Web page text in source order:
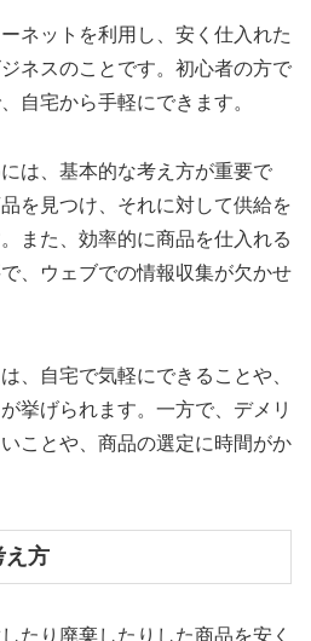
ネットを利用し、安く仕入れた
ネスのことです。初心者の方で
自宅から手軽にできます。
は、基本的な考え方が重要で
を見つけ、それに対して供給を
また、効率的に商品を仕入れる
、ウェブでの情報収集が欠かせ
、自宅で気軽にできることや、
挙げられます。一方で、デメリ
ことや、商品の選定に時間がか
え方
たり廃棄したりした商品を安く